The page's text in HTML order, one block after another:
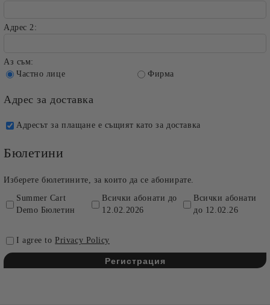
Адрес 2:
Аз съм:
Частно лице
Фирма
Адрес за доставка
Адресът за плащане е същият като за доставка
Бюлетини
Изберете бюлетините, за които да се абонирате.
Summer Cart
Demo Бюлетин
Всички абонати до
12.02.2026
Всички абонати
до 12.02.26
I agree to Privacy Policy